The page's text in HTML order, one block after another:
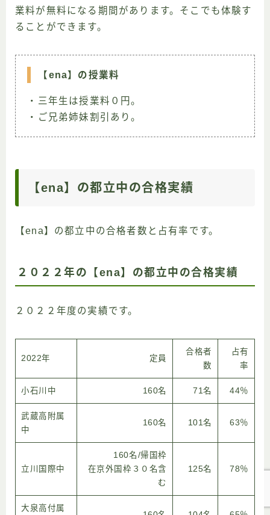
業料が無料になる期間があります。そこでも体験す
ることができます。
【ena】の授業料
・三年生は授業料０円。
・ご兄弟姉妹割引あり。
【ena】の都立中の合格実績
【ena】の都立中の合格者数と占有率です。
２０２２年の【ena】の都立中の合格実績
２０２２年度の実績です。
2022年 定員
合格者
数
占有
率
小石川中 160名 71名 44％
武蔵高附属
中
160名 101名 63％
立川国際中
160名/帰国枠
在京外国枠３０名含
む
125名 78％
大泉高付属